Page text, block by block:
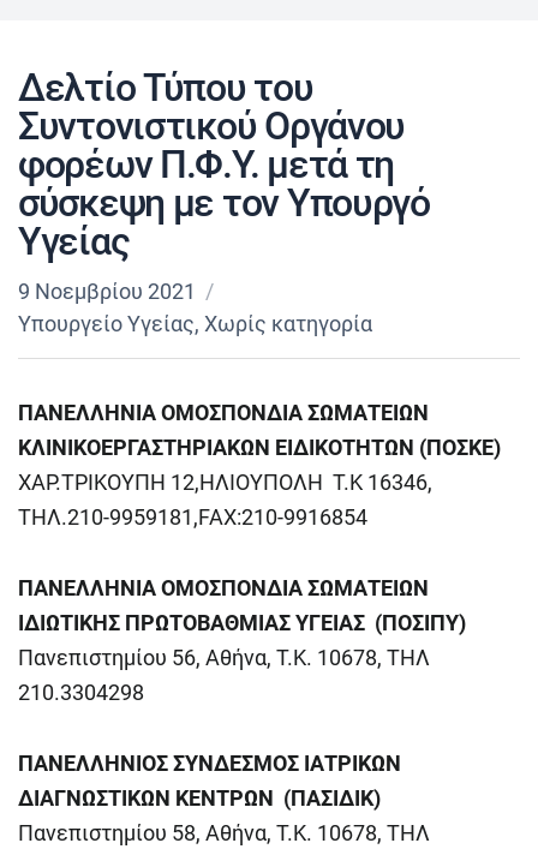
Δελτίο Τύπου του
Συντονιστικού Οργάνου
φορέων Π.Φ.Υ. μετά τη
σύσκεψη με τον Υπουργό
Υγείας
9 Νοεμβρίου 2021
Υπουργείο Υγείας, Χωρίς κατηγορία
ΠΑΝΕΛΛΗΝΙΑ ΟΜΟΣΠΟΝΔΙΑ ΣΩΜΑΤΕΙΩΝ
ΚΛΙΝΙΚΟΕΡΓΑΣΤΗΡΙΑΚΩΝ ΕΙΔΙΚΟΤΗΤΩΝ (ΠΟΣΚΕ)
ΧΑΡ.ΤΡΙΚΟΥΠΗ 12,ΗΛΙΟΥΠΟΛΗ Τ.Κ 16346,
ΤΗΛ.210-9959181,FAX:210-9916854
ΠΑΝΕΛΛΗΝΙΑ ΟΜΟΣΠΟΝΔΙΑ ΣΩΜΑΤΕΙΩΝ
ΙΔΙΩΤΙΚΗΣ ΠΡΩΤΟΒΑΘΜΙΑΣ ΥΓΕΙΑΣ (ΠΟΣΙΠΥ)
Πανεπιστημίου 56, Αθήνα, Τ.Κ. 10678, ΤΗΛ
210.3304298
ΠΑΝΕΛΛΗΝΙΟΣ ΣΥΝΔΕΣΜΟΣ ΙΑΤΡΙΚΩΝ
ΔΙΑΓΝΩΣΤΙΚΩΝ ΚΕΝΤΡΩΝ (ΠΑΣΙΔΙΚ)
Πανεπιστημίου 58, Αθήνα, Τ.Κ. 10678, ΤΗΛ